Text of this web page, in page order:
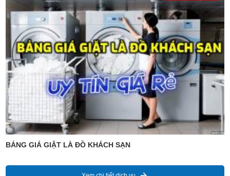
BẢNG GIÁ GIẶT LÀ ĐỒ KHÁCH SẠN